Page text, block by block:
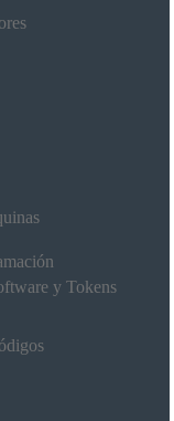
y Tokens